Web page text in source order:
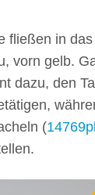
fließen in
vorn gelb.
dazu, den
(